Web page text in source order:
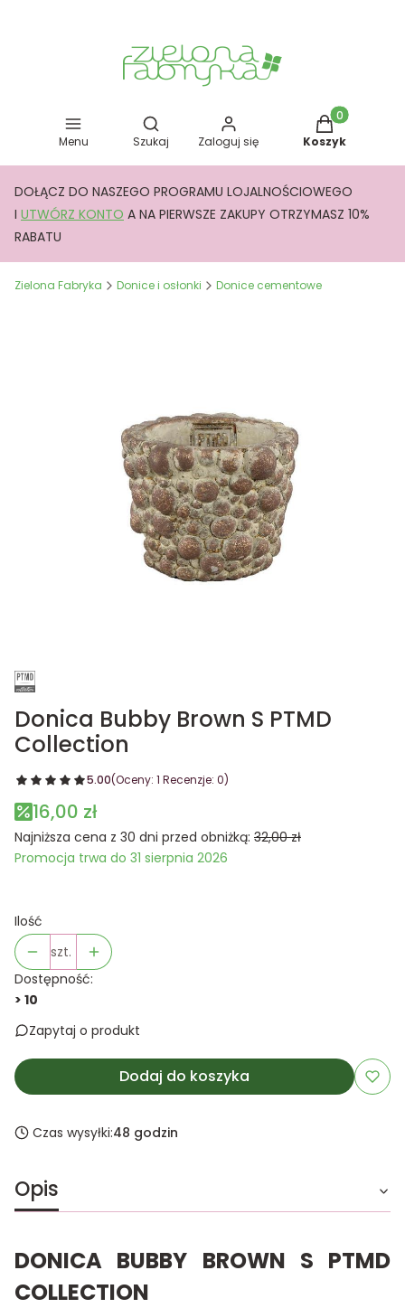
Menu
Otwórz wyszukiwarkę
Szukaj Zaloguj się
Produkty w
Koszyk
DOŁĄCZ DO NASZEGO PROGRAMU LOJALNOŚCIOWEGO
I UTWÓRZ KONTO A NA PIERWSZE ZAKUPY OTRZYMASZ 10%
RABATU
Zielona Fabryka Donice i osłonki Donice cementowe
Donica Bubby Brown S PTMD
Collection
5.00(Oceny: 1 Recenzje: 0)
16,00 zł
Najniższa cena z 30 dni przed obniżką: 32,00 zł
Promocja trwa do 31 sierpnia 2026
Ilość
szt.
Dostępność:
> 10
Zapytaj o produkt
Dodaj do koszyka
Czas wysyłki:48 godzin
Opis
DONICA BUBBY BROWN S PTMD
COLLECTION